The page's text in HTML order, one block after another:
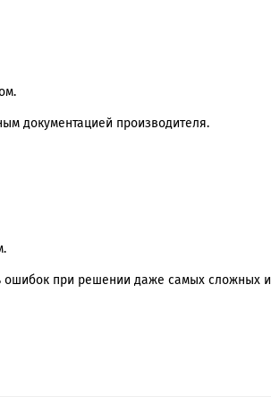
документацией производителя.
ошибок при решении даже самых сложных и